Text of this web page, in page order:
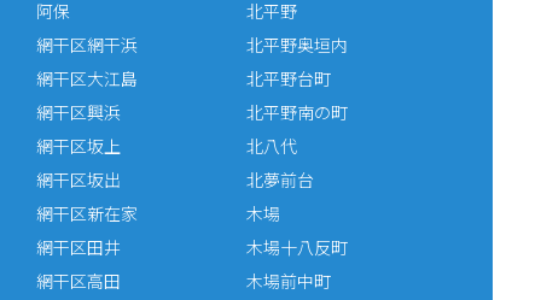
阿保
網干区網干浜
網干区大江島
網干区興浜
網干区坂上
網干区坂出
網干区新在家
網干区田井
網干区高田
北平野
北平野奥垣内
北平野台町
北平野南の町
北八代
北夢前台
木場
木場十八反町
木場前中町